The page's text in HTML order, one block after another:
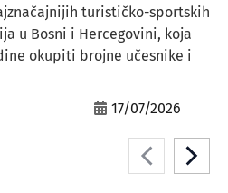
turističko-sportskih
u Bosni i Hercegovini, koja
okupiti brojne učesnike i
17/07/2026